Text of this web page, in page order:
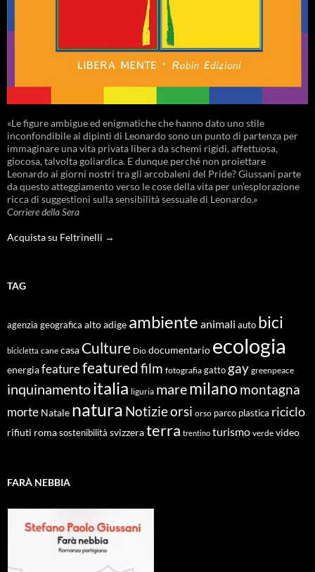
«Le figure ambigue ed enigmatiche che hanno dato uno stile
inconfondibile ai dipinti di Leonardo sono un punto di partenza per
immaginare una vita privata libera da schemi rigidi, affettuosa,
giocosa, talvolta goliardica. E dunque perché non proiettare
Leonardo ai giorni nostri tra gli arcobaleni del Pride? Giussani parte
da questo atteggiamento verso le cose della vita per un’esplorazione
ricca di suggestioni sulla sensibilità sessuale di Leonardo.»
Corriere della Sera
Acquista su Feltrinelli →
TAG
agenzia geografica alto adige ambiente animali auto bici
bicicletta cane casa Culture Dio documentario ecologia
energiafeaturefeaturedfilm fotografia gatto gay greenpeace
inquinamentoitalia liguria maremilano montagna
morte Natale natura Notizieorsi orso parco plastica riciclo
rifiuti roma sostenibilità svizzeraterra trentino turismo verde video
FARÀ NEBBIA